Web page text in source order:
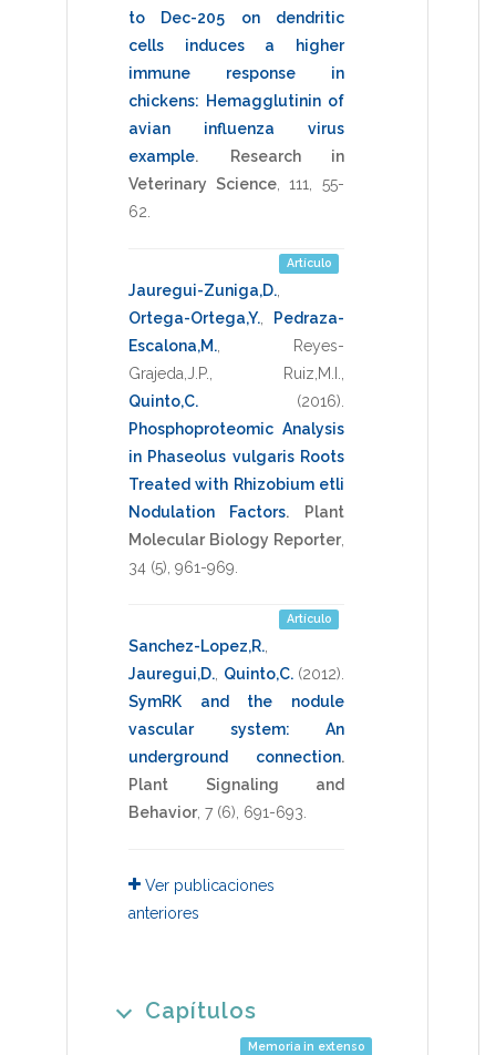
to Dec-205 on dendritic
cells induces a higher
immune response in
chickens: Hemagglutinin of
avian influenza virus
example.
Research in
Veterinary Science,111 ,55-
62
Artículo
Jauregui-Zuniga,D.
Ortega-Ortega,Y.
Pedraza-
Escalona,M.
Reyes-
Grajeda,J.P.
Ruiz,M.I.
Quinto,C.
(2016)
Phosphoproteomic Analysis
in Phaseolus vulgaris Roots
Treated with Rhizobium etli
Nodulation Factors.
Plant
Molecular Biology Reporter,
34 (5), 961-969
Artículo
Sanchez-Lopez,R.
Jauregui,D. Quinto,C. (2012)
SymRK and the nodule
vascular system: An
underground connection.
Plant Signaling and
Behavior, 7 (6), 691-693
Ver publicaciones
anteriores
Capítulos
Memoria in extenso